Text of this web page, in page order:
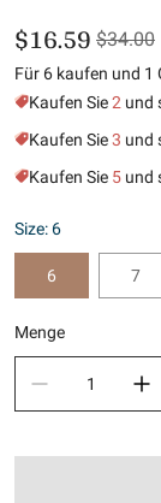
$16.59 $34.00
Für 6 kaufen und 1
Kaufen Sie2 und
Kaufen Sie3 und
Kaufen Sie 5 und
Size: 6
6 7
Menge